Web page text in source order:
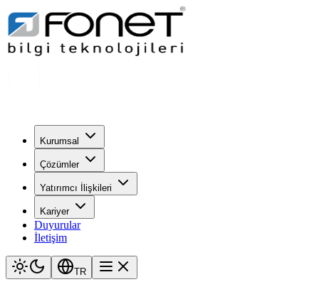
Kurumsal
Çözümler
Yatırımcı İlişkileri
Kariyer
Duyurular
İletişim
TR